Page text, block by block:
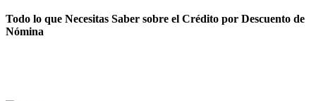
Todo lo que Necesitas Saber sobre el Crédito por Descuento de
Nómina